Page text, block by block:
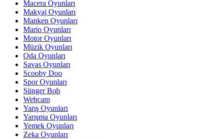
Macera Oyunları
Makyaj Oyunları
Manken Oyunları
Mario Oyunları
Motor Oyunları
Müzik Oyunları
Oda Oyunları
Savas Oyunları
Scooby Doo
Spor Oyunları
Sünger Bob
Webcam
Yarış Oyunları
Yarışma Oyunları
Yemek Oyunları
Zeka Oyunları